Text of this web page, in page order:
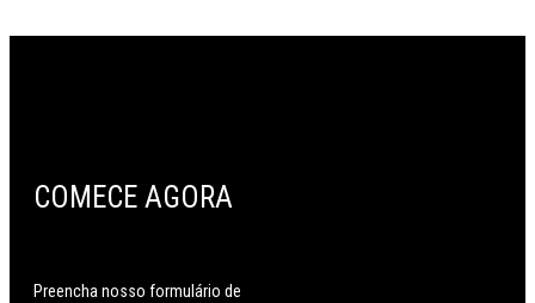
COMECE AGORA
Preencha nosso formulário de